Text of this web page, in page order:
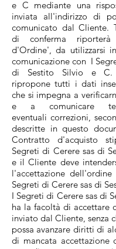
e C mediante una
inviata all'indirizzo di
comunicato dal Cliente.
di conferma
d'Ordine', da utilizzarsi
comunicazione con I
di Sestito Silvio e C.
ripropone tutti i dati
che si impegna a
e a comunicare
eventuali correzioni,
descritte in questo
Contratto d'acquisto
Segreti di Cerere sas di
e il Cliente deve
l'accettazione
Segreti di Cerere sas di
I Segreti di Cerere sas di
ha la facoltà di accettare
inviato dal Cliente, senza
possa avanzare diritti di
di mancata accettazione